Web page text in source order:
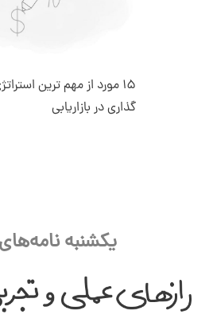
۱5 مورد از مهم ترین
گذاری در بازاریابی
یکشنبه